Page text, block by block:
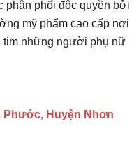
phân phối độc quyền bởi
mỹ phẩm cao cấp nơi
tim những người phụ nữ
Phước, Huyện Nhơn